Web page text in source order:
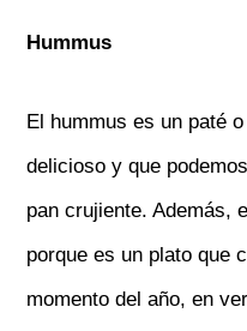
Hummus
El hummus es un paté
delicioso y que
pan crujiente. Además,
porque es un plato que
momento del año, en